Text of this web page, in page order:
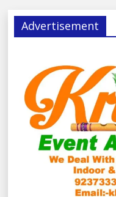
Advertisement